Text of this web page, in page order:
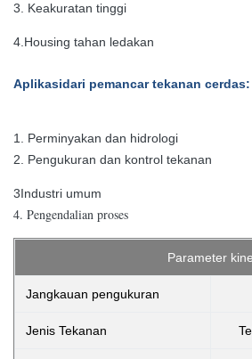
3. Keakuratan tinggi
4.Housing tahan ledakan
Aplikasidari pemancar tekanan cerdas:
1. Perminyakan dan hidrologi
2. Pengukuran dan kontrol tekanan
3Industri umum
4. Pengendalian proses
Parameter
Jangkauan pengukuran
Jenis Tekanan